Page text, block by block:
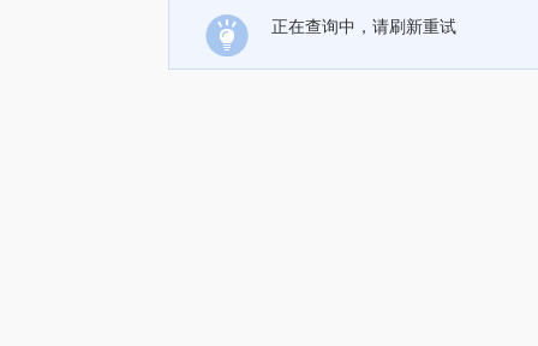
正在查询中，请刷新重试